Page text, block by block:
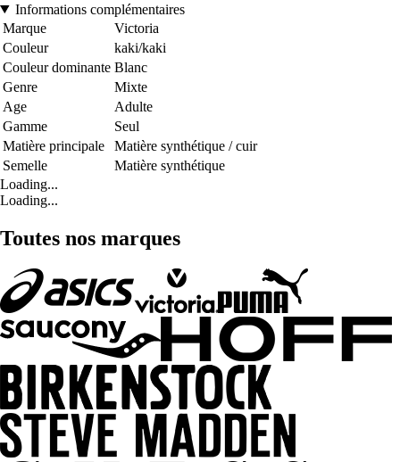
Informations complémentaires
Marque
Victoria
Couleur
kaki/kaki
Couleur dominante Blanc
Genre
Mixte
Age
Adulte
Gamme
Seul
Matière principale
Matière synthétique / cuir
Semelle
Matière synthétique
Loading...
Loading...
Toutes nos marques